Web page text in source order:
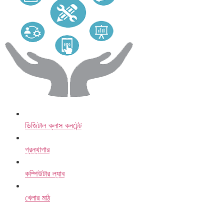
ডিজিটাল ক্লাস কনটেন্ট
গ্রন্থাগার
কম্পিউটার ল্যাব
খেলার মাঠ